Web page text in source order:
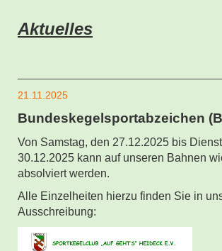
Aktuelles
21.11.2025
Bundeskegelsportabzeichen
Von Samstag, den 27.12.2025 bis
30.12.2025 kann auf unseren Bahnen
absolviert werden.
Alle Einzelheiten hierzu finden Sie in
Ausschreibung: